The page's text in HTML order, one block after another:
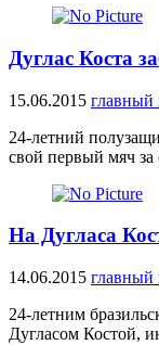
Дуглас Коста
15.06.2015 главный
24-летний
свой первый мяч
На Дугласа
14.06.2015 главный
24-летним
Дугласом Костой,